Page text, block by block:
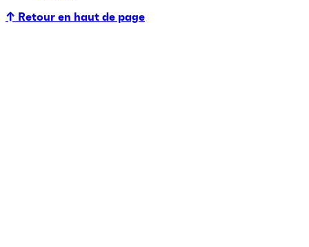
↑ Retour en haut de page